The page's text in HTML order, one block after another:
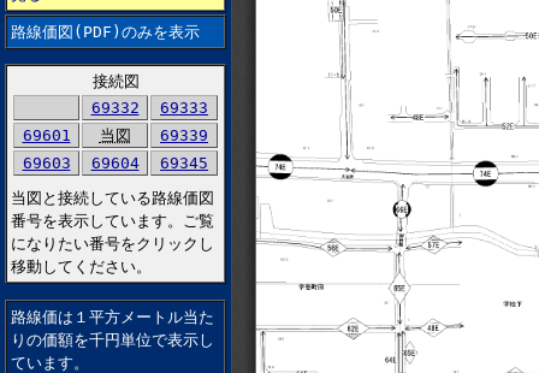
路線価図(PDF)のみを表示
接続図
69332
69333
69601
当図
69339
69603
69604
69345
当図と接続している路線価図
番号を表示しています。ご覧
になりたい番号をクリックし
移動してください。
路線価は１平方メートル当た
りの価額を千円単位で表示し
ています。